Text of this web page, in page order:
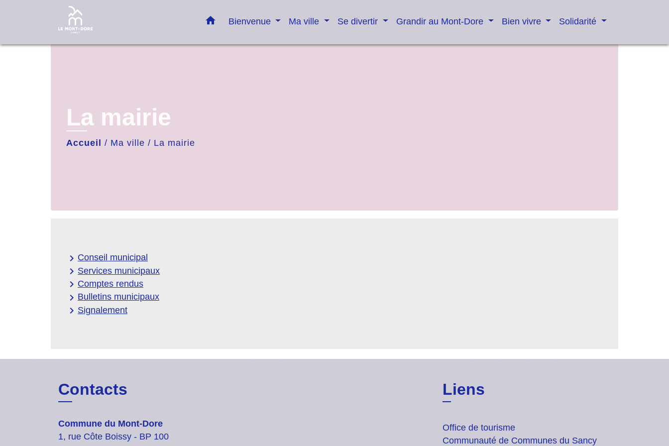
home Bienvenue Ma ville Se divertir Grandir au Mont-Dore Bien vivre Solidarité
La mairie
Accueil / Ma ville / La mairie
keyboard_arrow_right Conseil municipal
keyboard_arrow_right Services municipaux
keyboard_arrow_right Comptes rendus
keyboard_arrow_right Bulletins municipaux
keyboard_arrow_right Signalement
Contacts
Commune du Mont-Dore
1, rue Côte Boissy - BP 100
Liens
Office de tourisme
Communauté de Communes du Sancy